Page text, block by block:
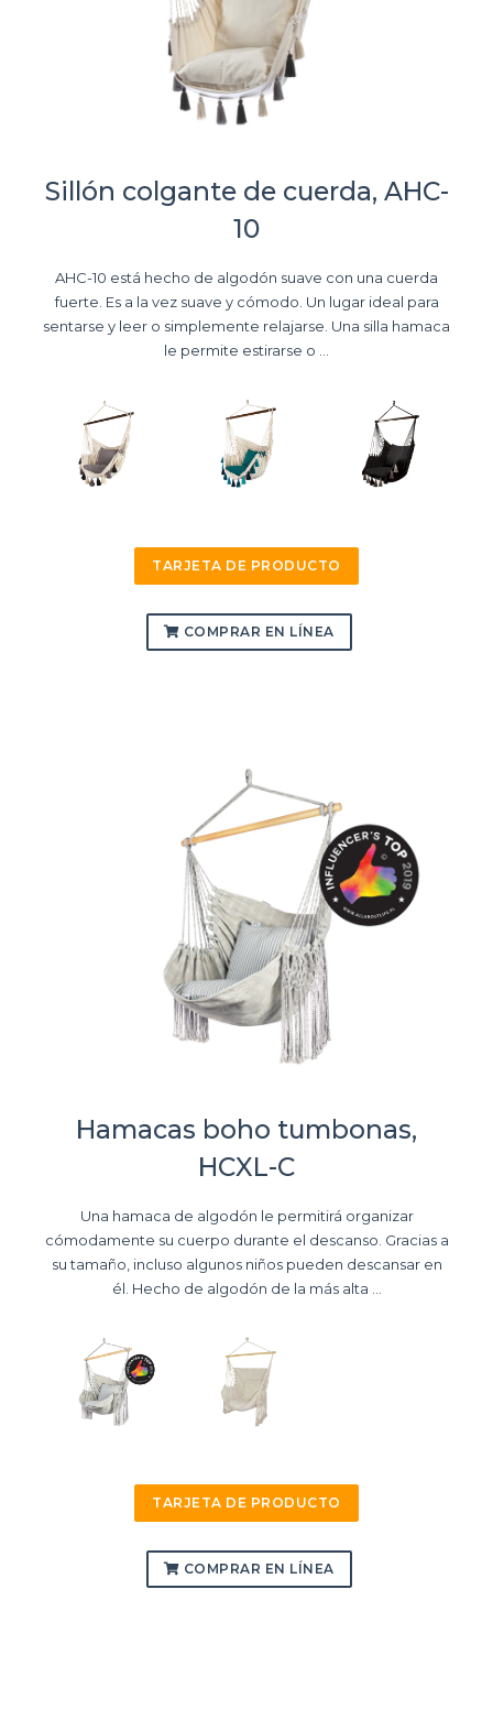
Sillón colgante de cuerda, AHC-
10
AHC-10 está hecho de algodón suave con una cuerda
fuerte. Es a la vez suave y cómodo. Un lugar ideal para
sentarse y leer o simplemente relajarse. Una silla hamaca
le permite estirarse o ...
TARJETA DE PRODUCTO
COMPRAR EN LÍNEA
Hamacas boho tumbonas,
HCXL-C
Una hamaca de algodón le permitirá organizar
cómodamente su cuerpo durante el descanso. Gracias a
su tamaño, incluso algunos niños pueden descansar en
él. Hecho de algodón de la más alta ...
TARJETA DE PRODUCTO
COMPRAR EN LÍNEA